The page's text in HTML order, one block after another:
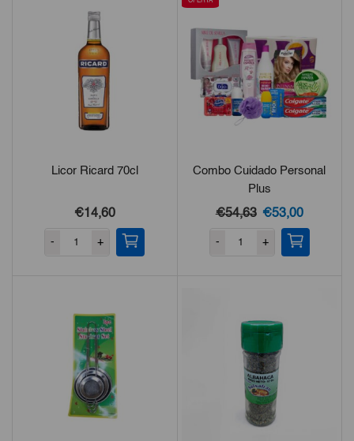
Licor Ricard 70cl
€14,60
- +
Combo Cuidado Personal
Plus
€54,63 El
precio
original
€53,00El
precio
- +